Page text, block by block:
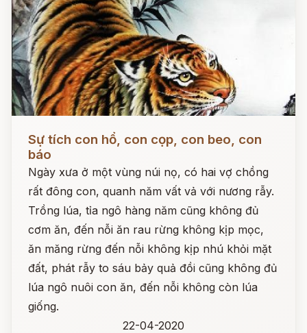
Sự tích con hổ, con cọp, con beo, con
báo
Ngày xưa ở một vùng núi nọ, có hai vợ chồng
rất đông con, quanh năm vất vả với nương rẫy.
Trồng lúa, tỉa ngô hàng năm cũng không đủ
cơm ăn, đến nỗi ăn rau rừng không kịp mọc,
ăn măng rừng đến nỗi không kịp nhú khỏi mặt
đất, phát rẫy to sáu bảy quả đồi cũng không đủ
lúa ngô nuôi con ăn, đến nỗi không còn lúa
giống.
22-04-2020